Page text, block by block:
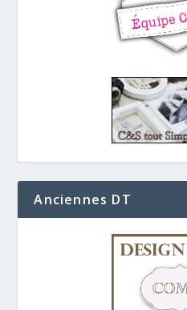
Anciennes DT